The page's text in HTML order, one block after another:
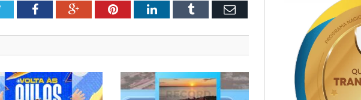
TwitterFacebookGoogle+PinterestLinkedInTumblr Email